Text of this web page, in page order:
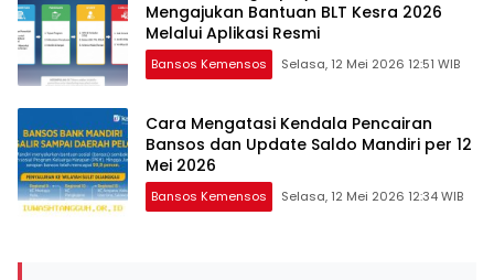
Mengajukan Bantuan BLT Kesra 2026
Melalui Aplikasi Resmi
Bansos Kemensos Selasa, 12 Mei 2026 12:51 WIB
Cara Mengatasi Kendala Pencairan
Bansos dan Update Saldo Mandiri per 12
Mei 2026
Bansos Kemensos Selasa, 12 Mei 2026 12:34 WIB